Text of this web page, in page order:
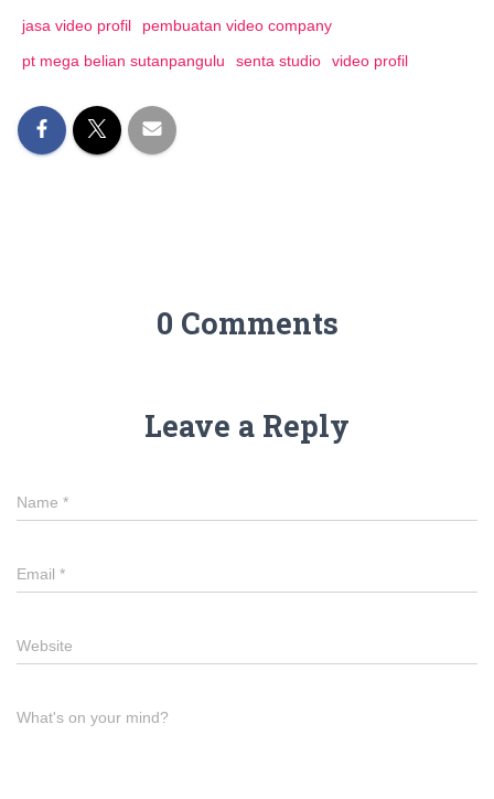
jasa video profil
pembuatan video company
pt mega belian sutanpangulu
senta studio video profil
0 Comments
Leave a Reply
Name *
Email *
Website
What's on your mind?